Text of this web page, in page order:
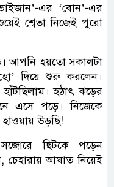
এর ‘বোন’-এর
শ্বেতা নিজেই পুরো
আপনি হয়তো সকালটা
দিয়ে শুরু করলেন।
হাঁটছিলাম। হঠাৎ ঝড়ের
এসে পড়ে। নিজেকে
উড়ছি!
ছিটকে পড়েন
চেহারায় আঘাত নিয়েই